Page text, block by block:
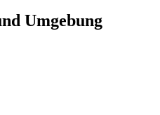
Umgebung